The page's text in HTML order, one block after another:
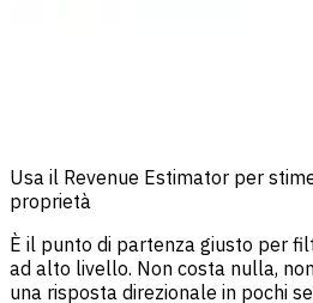
Usa il Revenue Estimator per
proprietà
È il punto di partenza giusto per
ad alto livello. Non costa nulla,
una risposta direzionale in pochi